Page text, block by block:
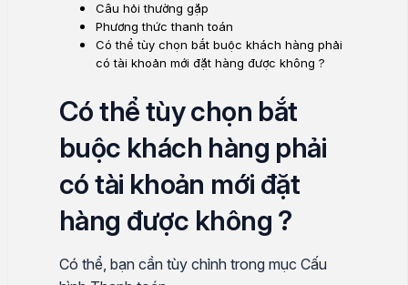
Câu hỏi thường gặp
Phương thức thanh toán
Có thể tùy chọn bắt buộc khách hàng phải
có tài khoản mới đặt hàng được không ?
Có thể tùy chọn bắt
buộc khách hàng phải
có tài khoản mới đặt
hàng được không ?
Có thể, bạn cần tùy chỉnh trong mục Cấu